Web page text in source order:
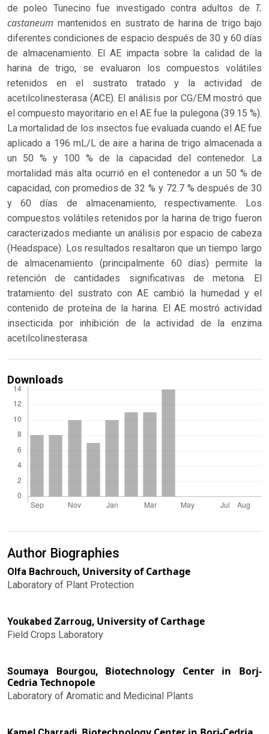
de poleo Tunecino fue investigado contra adultos de T.
castaneum mantenidos en sustrato de harina de trigo bajo
diferentes condiciones de espacio después de 30 y 60 días
de almacenamiento. El AE impacta sobre la calidad de la
harina de trigo, se evaluaron los compuestos volátiles
retenidos en el sustrato tratado y la actividad de
acetilcolinesterasa (ACE). El análisis por CG/EM mostró que
el compuesto mayoritario en el AE fue la pulegona (39.15 %).
La mortalidad de los insectos fue evaluada cuando el AE fue
aplicado a 196 mL/L de aire a harina de trigo almacenada a
un 50 % y 100 % de la capacidad del contenedor. La
mortalidad más alta ocurrió en el contenedor a un 50 % de
capacidad, con promedios de 32 % y 72.7 % después de 30
y 60 días de almacenamiento, respectivamente. Los
compuestos volátiles retenidos por la harina de trigo fueron
caracterizados mediante un análisis por espacio de cabeza
(Headspace). Los resultados resaltaron que un tiempo largo
de almacenamiento (principalmente 60 días) permite la
retención de cantidades significativas de metona. El
tratamiento del sustrato con AE cambió la humedad y el
contenido de proteína de la harina. El AE mostró actividad
insecticida por inhibición de la actividad de la enzima
acetilcolinesterasa.
Downloads
Author Biographies
Olfa Bachrouch, University of Carthage
Laboratory of Plant Protection
Youkabed Zarroug, University of Carthage
Field Crops Laboratory
Soumaya Bourgou, Biotechnology Center in Borj-
Cedria Technopole
Laboratory of Aromatic and Medicinal Plants